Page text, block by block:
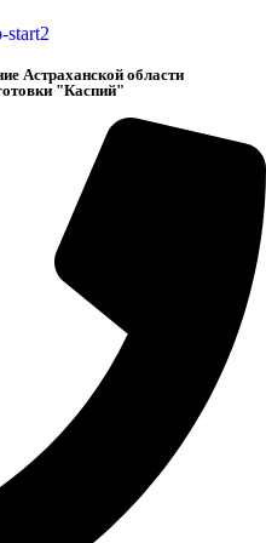
Астраханской области
"Каспий"